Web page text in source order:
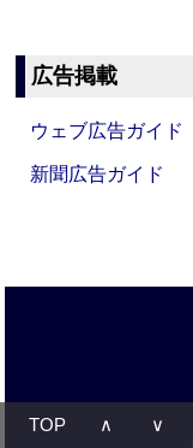
広告掲載
ウェブ広告ガイド
新聞広告ガイド
TOP ∧ ∨